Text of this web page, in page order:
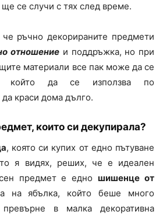
се случи с тях след време.
ръчно декорираните предмети
отношение и поддръжка, но при
материали все пак може да се
който да се използва по
краси дома дълго.
които си декупирала?
, която си купих от едно пътуване
я видях, реших, че е идеален
предмет е едношишенце от
на ябълка, който беше много
в малка декоративна